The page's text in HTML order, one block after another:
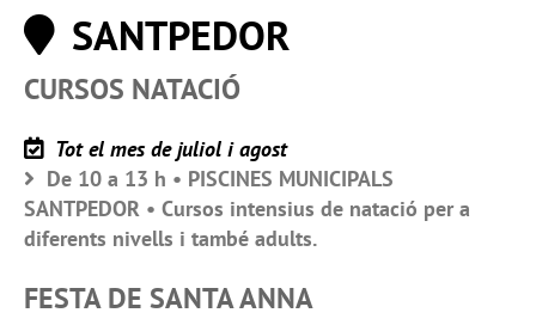
SANTPEDOR
CURSOS NATACIÓ
Tot el mes de juliol i agost
De 10 a 13 h • PISCINES MUNICIPALS
SANTPEDOR • Cursos intensius de natació per a
diferents nivells i també adults.
FESTA DE SANTA ANNA